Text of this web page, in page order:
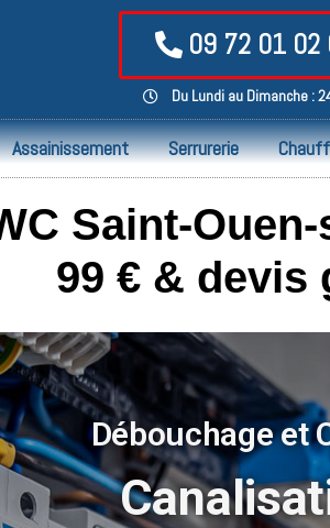
09 72 01 02
Du Lundi au Dimanche :
Assainissement Serrurerie
Saint-
99 € & devis
Débouchage et